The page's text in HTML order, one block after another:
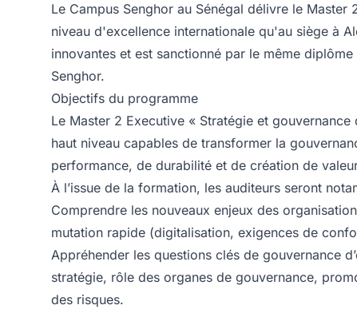
Le Campus Senghor au Sénégal délivre le Master
niveau d'excellence internationale qu'au siège à
innovantes et est sanctionné par le même
Senghor.
Objectifs du programme
Le Master 2 Executive « Stratégie et
haut niveau capables de transformer la
performance, de durabilité et de création de
À l’issue de la formation, les auditeurs seront
Comprendre les nouveaux enjeux des
mutation rapide (digitalisation, exigences de
Appréhender les questions clés de gouvernance
stratégie, rôle des organes de gouvernance,
des risques.